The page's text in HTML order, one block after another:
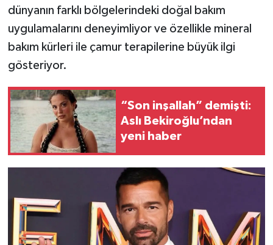
dünyanın farklı bölgelerindeki doğal bakım
uygulamalarını deneyimliyor ve özellikle mineral
bakım kürleri ile çamur terapilerine büyük ilgi
gösteriyor.
“Son inşallah” demişti:
Aslı Bekiroğlu’ndan
yeni haber